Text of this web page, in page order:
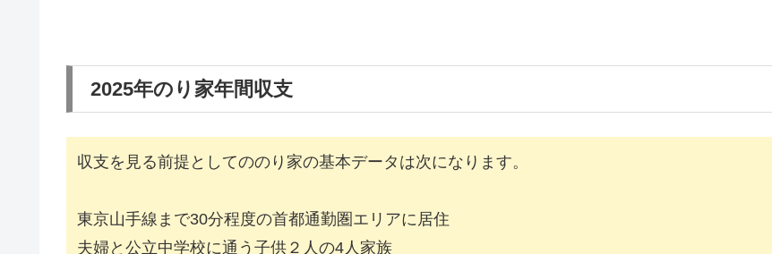
2025年のり家年間収支
収支を見る前提としてののり家の基本データは次になります。
東京山手線まで30分程度の首都通勤圏エリアに居住
夫婦と公立中学校に通う子供２人の4人家族